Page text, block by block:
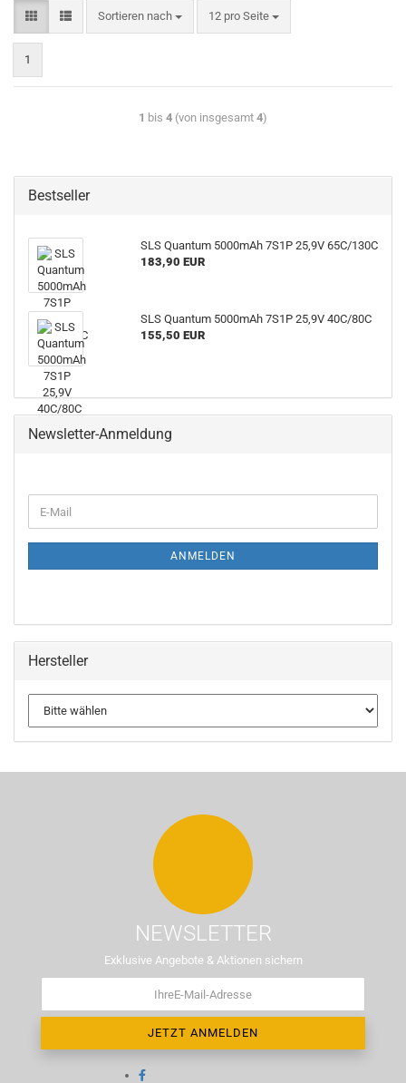
Sortieren nach 12 pro Seite
1
1 bis 4 (von insgesamt 4)
Bestseller
SLS Quantum 5000mAh 7S1P 25,9V 65C/130C
183,90 EUR
SLS Quantum 5000mAh 7S1P 25,9V 40C/80C
155,50 EUR
Newsletter-Anmeldung
ANMELDEN
Hersteller
NEWSLETTER
Exklusive Angebote & Aktionen sichern